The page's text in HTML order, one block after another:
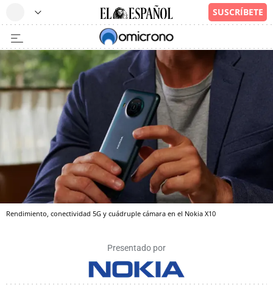
Rendimiento, conectividad 5G y cuádruple cámara en el Nokia X10
Presentado por